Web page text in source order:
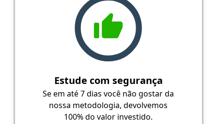
Estude com segurança
Se em até 7 dias você não gostar da
nossa metodologia, devolvemos
100% do valor investido.